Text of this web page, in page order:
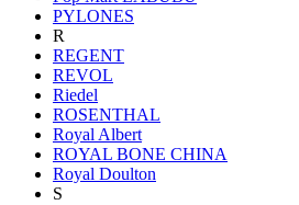
PYLONES
R
REGENT
REVOL
Riedel
ROSENTHAL
Royal Albert
ROYAL BONE CHINA
Royal Doulton
S